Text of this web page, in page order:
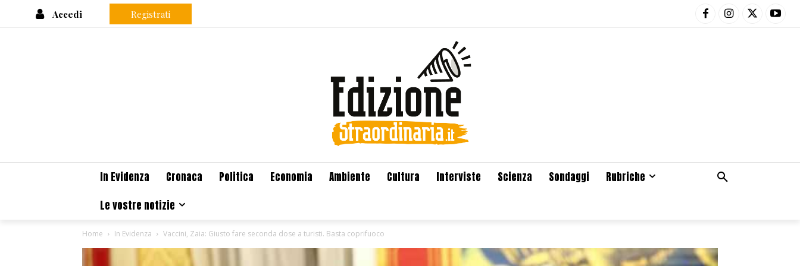
Accedi Registrati
In Evidenza Cronaca Politica Economia Ambiente Cultura Interviste Scienza Sondaggi
Rubriche
Le vostre notizie
Home In Evidenza Vaccini, Zaia: Giusto fare seconda dose a turisti. Basta coprifuoco